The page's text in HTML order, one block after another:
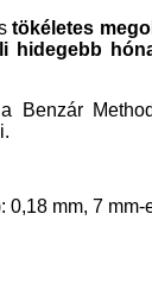
tökéletes
hidegebb
a Benzár Method
mm, 7